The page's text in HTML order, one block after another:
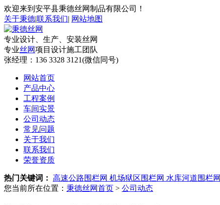
欢迎来到安平县秉德丝网制品有限公司！
关于秉德|联系我们| 网站地图
专业设计、生产、安装丝网
专业丝网项目设计施工团队
张经理： 136 3328 3121(微信同号)
网站首页
产品中心
工程案例
车间实景
公司动态
常见问题
关于我们
联系我们
荣誉资质
热门关键词： 高速公路围栏网 机场狱区围栏网 水库河道围栏网
您当前所在位置： 秉德丝网首页 > 公司动态